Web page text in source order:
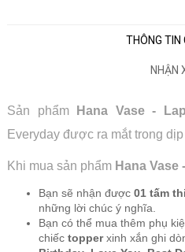
THÔNG TIN
NHẬN
Sản phẩm Hana Vase -
Everyday được ra mắt trong
Khi mua sản phẩm Hana Vase
Bạn sẽ nhận được 01 tấm
những lời chúc ý nghĩa.
Bạn có thể mua thêm phụ
chiếc topperxinh xắn ghi